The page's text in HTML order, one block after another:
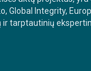
Global Integrity,
ir tarptautinių